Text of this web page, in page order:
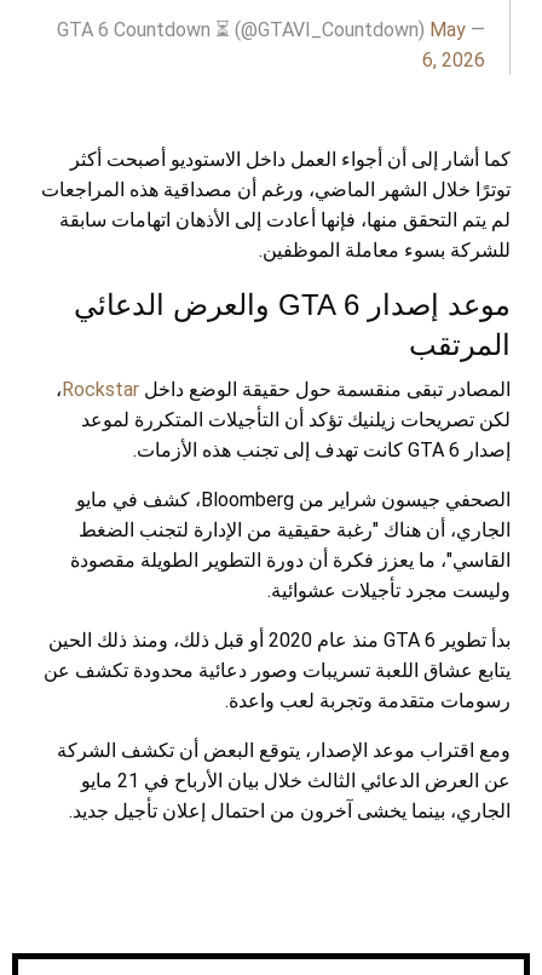
— GTA 6 Countdown ⏳ (@GTAVI_Countdown)
May
6, 2026
كما أشار إلى أن أجواء العمل داخل الاستوديو أصبحت أكثر
توترًا خلال الشهر الماضي، ورغم أن مصداقية هذه المراجعات
لم يتم التحقق منها، فإنها أعادت إلى الأذهان اتهامات سابقة
للشركة بسوء معاملة الموظفين.
موعد إصدار GTA 6 والعرض الدعائي
المرتقب
المصادر تبقى منقسمة حول حقيقة الوضع داخل Rockstar،
لكن تصريحات زيلنيك تؤكد أن التأجيلات المتكررة لموعد
إصدار GTA 6 كانت تهدف إلى تجنب هذه الأزمات.
الصحفي جيسون شراير من Bloomberg، كشف في مايو
الجاري، أن هناك "رغبة حقيقية من الإدارة لتجنب الضغط
القاسي"، ما يعزز فكرة أن دورة التطوير الطويلة مقصودة
وليست مجرد تأجيلات عشوائية.
بدأ تطوير GTA 6 منذ عام 2020 أو قبل ذلك، ومنذ ذلك الحين
يتابع عشاق اللعبة تسريبات وصور دعائية محدودة تكشف عن
رسومات متقدمة وتجربة لعب واعدة.
ومع اقتراب موعد الإصدار، يتوقع البعض أن تكشف الشركة
عن العرض الدعائي الثالث خلال بيان الأرباح في 21 مايو
الجاري، بينما يخشى آخرون من احتمال إعلان تأجيل جديد.